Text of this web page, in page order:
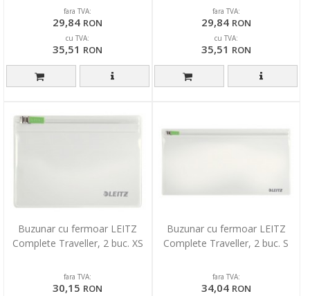
fara TVA:
29,84 RON
cu TVA:
35,51 RON
fara TVA:
29,84 RON
cu TVA:
35,51 RON
Buzunar cu fermoar LEITZ
Complete Traveller, 2 buc. XS
fara TVA:
30,15 RON
Buzunar cu fermoar LEITZ
Complete Traveller, 2 buc. S
fara TVA:
34,04 RON